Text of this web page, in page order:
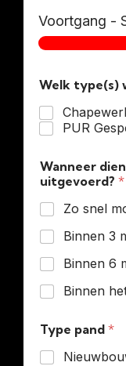
Voortgang -
Welk type(s)
PUR
Wanneer
uitgevoerd? *
Zo snel
Binnen 3
Binnen 6
Binnen
Type pand *